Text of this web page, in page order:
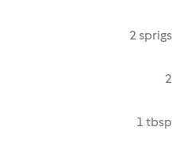
2 sprigs
2
1 tbsp